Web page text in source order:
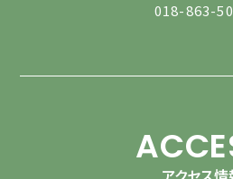
018-863-